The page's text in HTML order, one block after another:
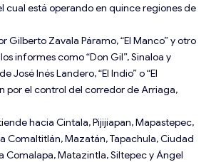
cual está operando en quince regiones de
Gilberto Zavala Páramo, “El Manco” y otro
informes como “Don Gil”, Sinaloa y
José Inés Landero, “El Indio” o “El
por el control del corredor de Arriaga,
hacia Cintala, Pijijiapan, Mapastepec,
Comaltitlán, Mazatán, Tapachula, Ciudad
Comalapa, Matazintla, Siltepec y Ángel